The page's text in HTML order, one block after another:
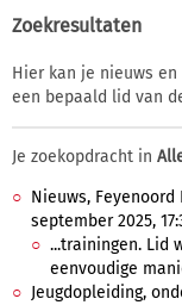
Zoekresultaten
Hier kan je nieuws
een bepaald lid van
Je zoekopdracht in
Nieuws, Feyenoord
september 2025,
...trainingen. Lid
eenvoudige
Jeugdopleiding,